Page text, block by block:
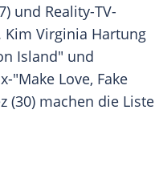
und Reality-TV-
Kim Virginia Hartung
Island" und
"Make Love, Fake
(30) machen die Liste